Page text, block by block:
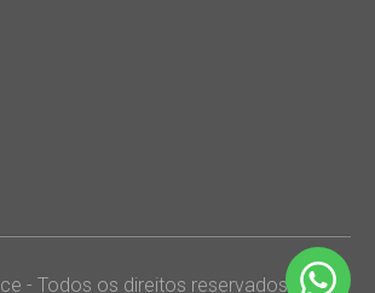
- Todos os direitos reservados